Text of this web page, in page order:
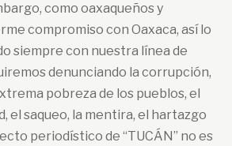
como oaxaqueños y
compromiso con Oaxaca, así lo
siempre con nuestra línea de
denunciando la corrupción,
pobreza de los pueblos, el
el saqueo, la mentira, el hartazgo
periodístico de “TUCÁN” no es